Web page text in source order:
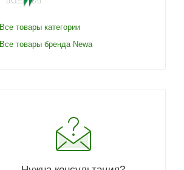
Все товары категории
Все товары бренда Newa